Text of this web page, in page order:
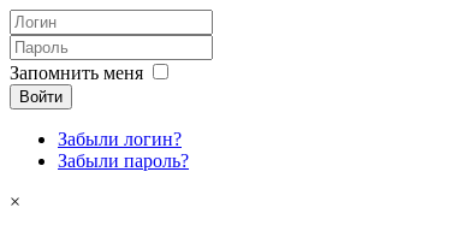
Запомнить меня
Войти
Забыли логин?
Забыли пароль?
×